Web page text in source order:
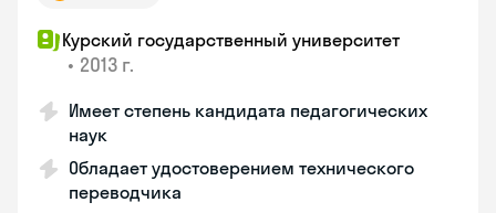
Курский государственный университет
• 2013 г.
Имеет степень кандидата педагогических
наук
Обладает удостоверением технического
переводчика